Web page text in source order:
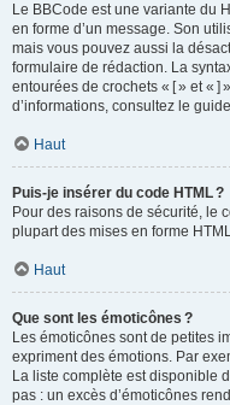
Le BBCode est une variante du
en forme d’un message. Son
mais vous pouvez aussi la
formulaire de rédaction. La
entourées de crochets « [ » et « ]
d’informations, consultez le
Haut
Puis-je insérer du code HTML ?
Pour des raisons de sécurité, le
plupart des mises en forme
Haut
Que sont les émoticônes ?
Les émoticônes sont de petites
expriment des émotions. Par
La liste complète est disponible
pas : un excès d’émoticônes